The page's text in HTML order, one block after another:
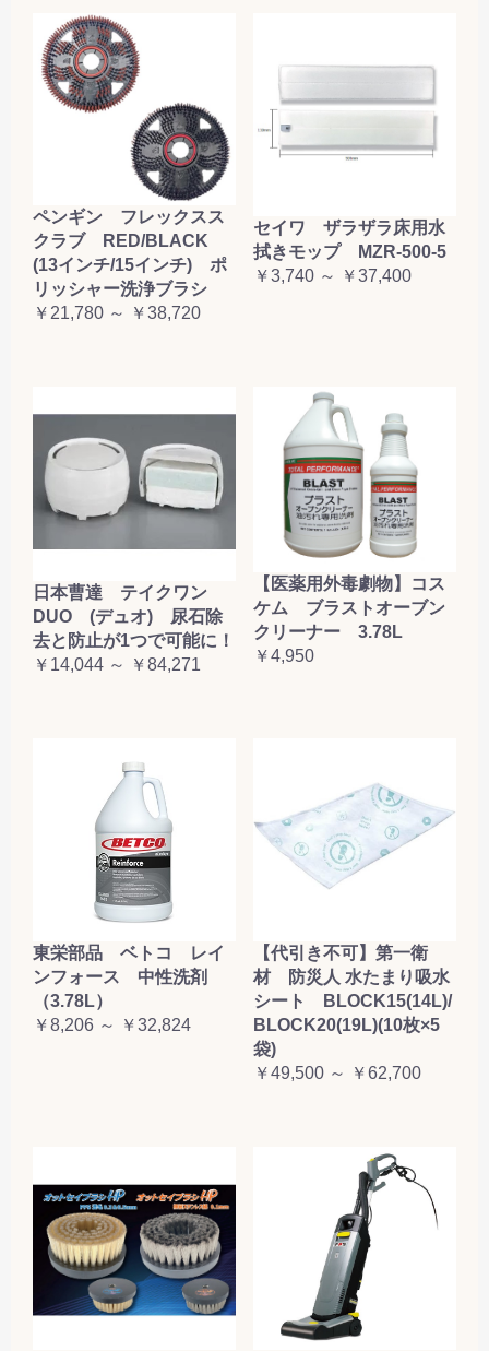
ペンギン フレックスス
クラブ RED/BLACK
(13インチ/15インチ) ポ
リッシャー洗浄ブラシ
￥21,780 ～ ￥38,720
セイワ ザラザラ床用水
拭きモップ MZR-500-5
￥3,740 ～ ￥37,400
日本曹達 テイクワン
DUO (デュオ) 尿石除
去と防止が1つで可能に！
￥14,044 ～ ￥84,271
【医薬用外毒劇物】コス
ケム ブラストオーブン
クリーナー 3.78L
￥4,950
東栄部品 ベトコ レイ
ンフォース 中性洗剤
（3.78L）
￥8,206 ～ ￥32,824
【代引き不可】第一衛
材 防災人 水たまり吸水
シート BLOCK15(14L)/
BLOCK20(19L)(10枚×5
袋)
￥49,500 ～ ￥62,700